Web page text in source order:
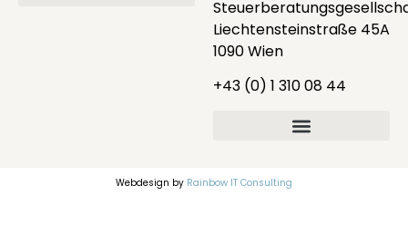
Liechtensteinstraße 45A
1090 Wien
+43 (0) 1 310 08 44
Webdesign by Rainbow IT Consulting